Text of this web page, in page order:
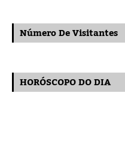
Número De Visitantes
HORÓSCOPO DO DIA